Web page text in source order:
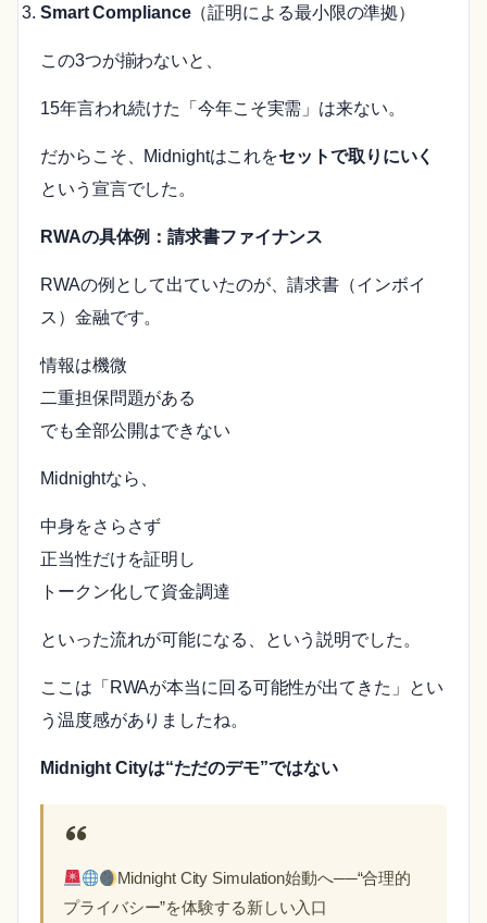
Smart Compliance（証明による最小限の準拠）
この3つが揃わないと、
15年言われ続けた「今年こそ実需」は来ない。
だからこそ、Midnightはこれをセットで取りにいく
という宣言でした。
RWAの具体例：請求書ファイナンス
RWAの例として出ていたのが、請求書（インボイ
ス）金融です。
情報は機微
二重担保問題がある
でも全部公開はできない
Midnightなら、
中身をさらさず
正当性だけを証明し
トークン化して資金調達
といった流れが可能になる、という説明でした。
ここは「RWAが本当に回る可能性が出てきた」とい
う温度感がありましたね。
Midnight Cityは“ただのデモ”ではない
Midnight City Simulation始動へ──“合理的
プライバシー”を体験する新しい入口